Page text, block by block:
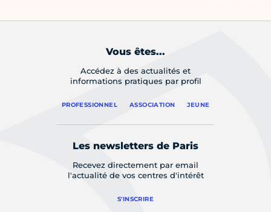
Vous êtes...
Accédez à des actualités et
informations pratiques par profil
PROFESSIONNEL ASSOCIATION JEUNE
Les newsletters de Paris
Recevez directement par email
l'actualité de vos centres d'intérêt
S'INSCRIRE